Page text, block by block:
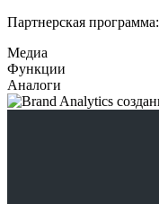
Партнерская программа:
Медиа
Функции
Аналоги